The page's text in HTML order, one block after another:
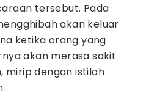
tersebut. Pada
akan keluar
ketika orang yang
akan merasa sakit
mirip dengan istilah